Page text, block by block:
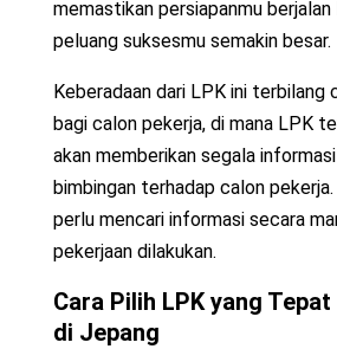
memastikan persiapanmu berjalan
peluang suksesmu semakin besar.
Keberadaan dari LPK ini terbilang
bagi calon pekerja, di mana LPK
akan memberikan segala
bimbingan terhadap calon
perlu mencari informasi secara
pekerjaan dilakukan.
Cara Pilih LPKyang Tepat
di Jepang